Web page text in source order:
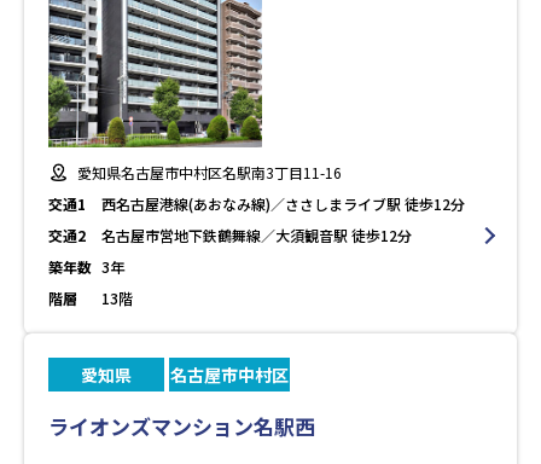
愛知県名古屋市中村区名駅南3丁目11-16
交通1
西名古屋港線(あおなみ線)／ささしまライブ駅 徒歩12分
交通2
名古屋市営地下鉄鶴舞線／大須観音駅 徒歩12分
築年数 3年
階層
13階
愛知県 名古屋市中村区
ライオンズマンション名駅西